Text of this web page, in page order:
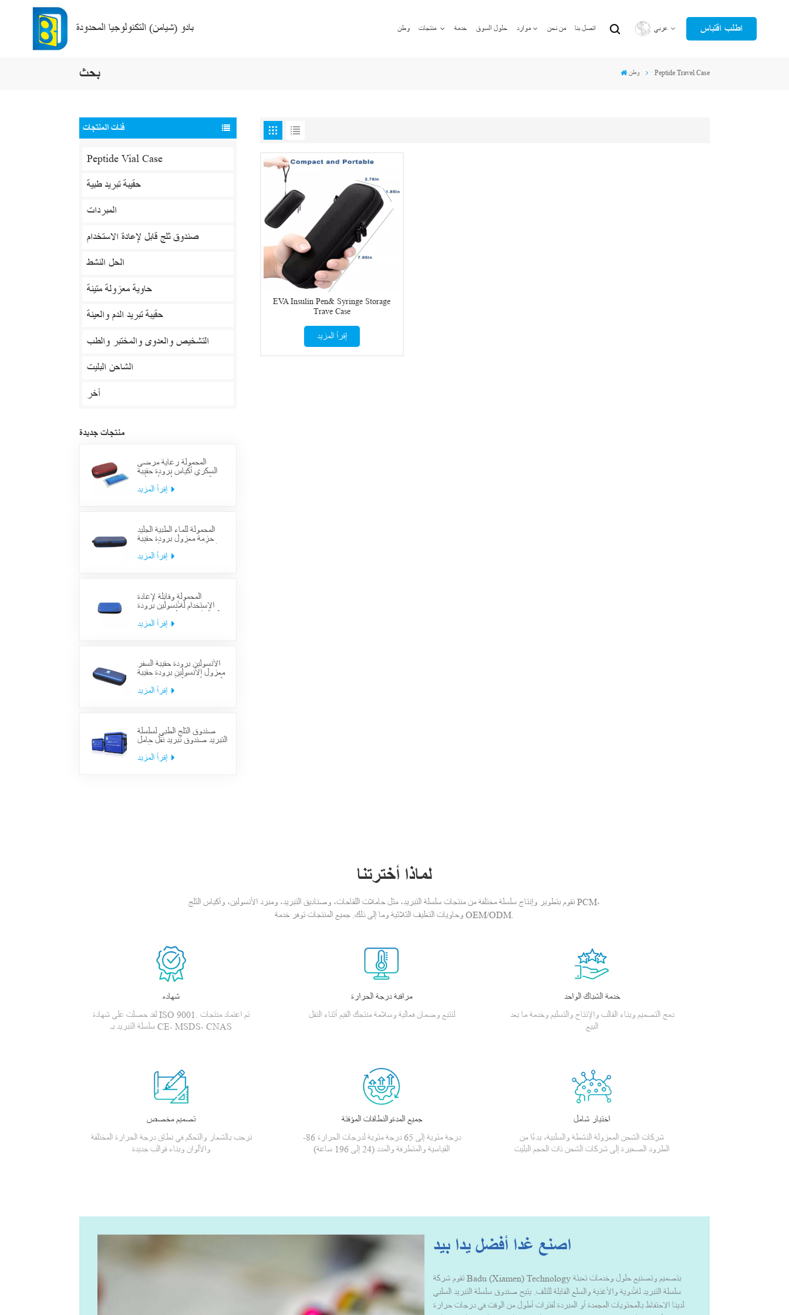
بادو (شيامن) التكنولوجيا المحدودة وطن منتجات خدمة حلول السوق موارد من نحن اتصل بنا عربي اطلب اقتباس
بحث وطن Peptide Travel Case
فئات المنتجات
Peptide Vial Case
حقيبة تبريد طبية
المبردات
صندوق ثلج قابل لإعادة الاستخدام
الحل النشط
حاوية معزولة متينة
حقيبة تبريد الدم والعينة
التشخيص والعدوى والمختبر والطب
الشاحن البليت
آخر
منتجات جديدة
المحمولة رعاية مرضى
السكري أكياس برودة حقيبة
العرض معزول الأنسولين
لوازم حالة السفر
إقرأ المزيد
المحمولة للماء الطبية الجليد
حزمة معزول برودة حقيبة
حالة الطبية السكري الأنسولين
برودة حقيبة لوازم السفر
إقرأ المزيد
المحمولة وقابلة لإعادة
الاستخدام للأنسولين برودة
حالة السكري منظم حقيبة تبريد
السفر الطبي
إقرأ المزيد
الأنسولين برودة حقيبة السفر
معزول الأنسولين برودة حقيبة
السفر لأدوية السكري بارد مع
حزم هلام إقرأ المزيد
صندوق الثلج الطبي لسلسلة
التبريد صندوق تبريد نقل حامل
اللقاح
إقرأ المزيد
EVA Insulin Pen& Syringe Storage
Trave Case
إقرأ المزيد
لماذا أخترتنا
نقوم بتطوير وإنتاج سلسلة مختلفة من منتجات سلسلة التبريد، مثل حاملات اللقاحات، وصناديق التبريد، ومبرد الأنسولين، وأكياس الثلج PCM،
وحاويات التغليف الثلاثية وما إلى ذلك. جميع المنتجات توفر خدمة OEM/ODM.
شهاده
لقد حصلت على شهادة ISO 9001. تم اعتماد منتجات
سلسلة التبريد بـ CE، MSDS، CNAS
مراقبة درجة الحرارة
لتتبع وضمان فعالية وسلامة منتجك القيم أثناء النقل
خدمة الشباك الواحد
دمج التصميم وبناء القالب والإنتاج والتسليم وخدمة ما بعد
البيع
تصميم مخصص
نرحب بالشعار والتحكم في نطاق درجة الحرارة المختلفة
والألوان وبناء قوالب جديدة
جميع المدةوالنطاقات المؤقتة
-86 درجة مئوية إلى 65 درجة مئوية لدرجات الحرارة
القياسية والمتطرفة والمدد (24 إلى 196 ساعة)
اختيار شامل
شركات الشحن المعزولة النشطة والسلبية، بدءًا من
الطرود الصغيرة إلى شركات الشحن ذات الحجم البليت
اصنع غدا أفضل يدا بيد
تقوم شركة Badu (Xiamen) Technology بتصميم وتصنيع حلول وخدمات تعبئة
سلسلة التبريد للأدوية والأغذية والسلع القابلة للتلف. يتيح صندوق سلسلة التبريد السلبي
لدينا الاحتفاظ بالمحتويات المجمدة أو المبردة لفترات أطول من الوقت في درجات حرارة